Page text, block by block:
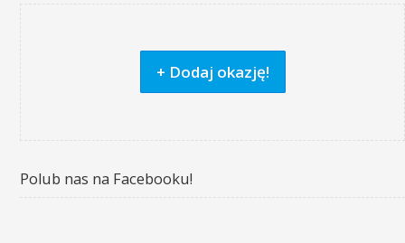
+ Dodaj okazję!
Polub nas na Facebooku!